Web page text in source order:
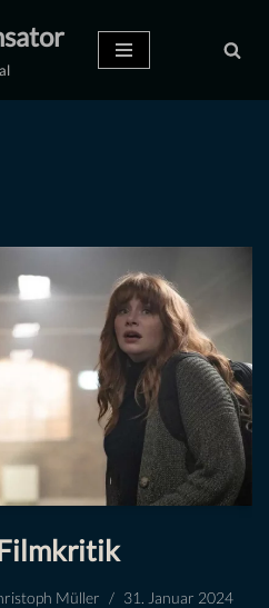
Müller 31. Januar 2024